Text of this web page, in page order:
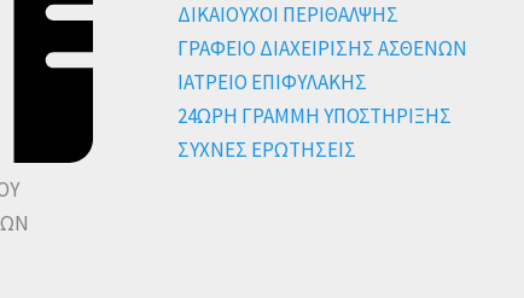
ΔΙΚΑΙΟΥΧΟΙ ΠΕΡΙΘΑΛΨΗΣ
ΓΡΑΦΕΙΟ ΔΙΑΧΕΙΡΙΣΗΣ ΑΣΘΕΝΩΝ
ΙΑΤΡΕΙΟ ΕΠΙΦΥΛΑΚΗΣ
24ΩΡΗ ΓΡΑΜΜΗ ΥΠΟΣΤΗΡΙΞΗΣ
ΣΥΧΝΕΣ ΕΡΩΤΗΣΕΙΣ